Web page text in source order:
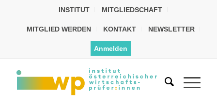
INSTITUT MITGLIEDSCHAFT
MITGLIED WERDEN KONTAKT NEWSLETTER
Anmelden